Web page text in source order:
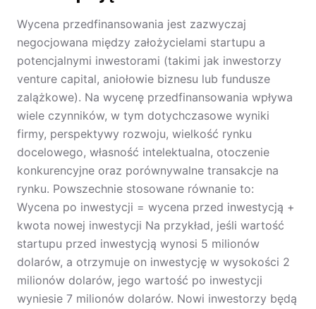
Wycena przedfinansowania jest zazwyczaj
negocjowana między założycielami startupu a
potencjalnymi inwestorami (takimi jak inwestorzy
venture capital, aniołowie biznesu lub fundusze
zalążkowe). Na wycenę przedfinansowania wpływa
wiele czynników, w tym dotychczasowe wyniki
firmy, perspektywy rozwoju, wielkość rynku
docelowego, własność intelektualna, otoczenie
konkurencyjne oraz porównywalne transakcje na
rynku. Powszechnie stosowane równanie to:
Wycena po inwestycji = wycena przed inwestycją +
kwota nowej inwestycji Na przykład, jeśli wartość
startupu przed inwestycją wynosi 5 milionów
dolarów, a otrzymuje on inwestycję w wysokości 2
milionów dolarów, jego wartość po inwestycji
wyniesie 7 milionów dolarów. Nowi inwestorzy będą